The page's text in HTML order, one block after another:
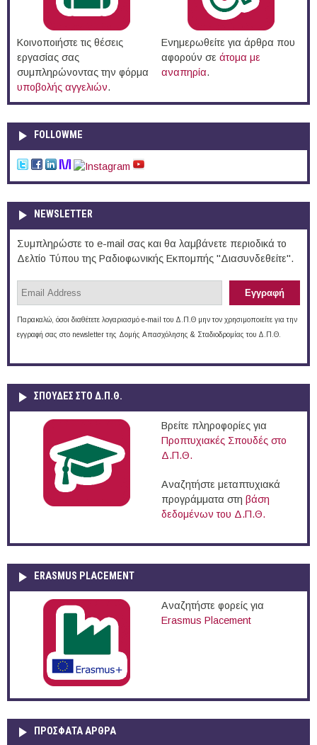
Κοινοποιήστε τις θέσεις
εργασίας σας
συμπληρώνοντας την φόρμα
υποβολής αγγελιών.
Ενημερωθείτε για άρθρα που
αφορούν σε άτομα με
αναπηρία.
FOLLOWME
NEWSLETTER
Συμπληρώστε το e-mail σας και θα λαμβάνετε περιοδικά το
Δελτίο Τύπου της Ραδιοφωνικής Εκπομπής "Διασυνδεθείτε".
Παρακαλώ, όσοι διαθέτετε λογαριασμό e-mail του Δ.Π.Θ μην τον χρησιμοποιείτε για την
εγγραφή σας στο newsletter της Δομής Απασχόλησης & Σταδιοδρομίας του Δ.Π.Θ.
ΣΠΟΥΔΈΣ ΣΤΟ Δ.Π.Θ.
Βρείτε πληροφορίες για
Προπτυχιακές Σπουδές στο
Δ.Π.Θ.
Αναζητήστε μεταπτυχιακά
προγράμματα στη βάση
δεδομένων του Δ.Π.Θ.
ERASMUS PLACEMENT
Αναζητήστε φορείς για
Erasmus Placement
ΠΡOΣΦΑΤΑ AΡΘΡΑ